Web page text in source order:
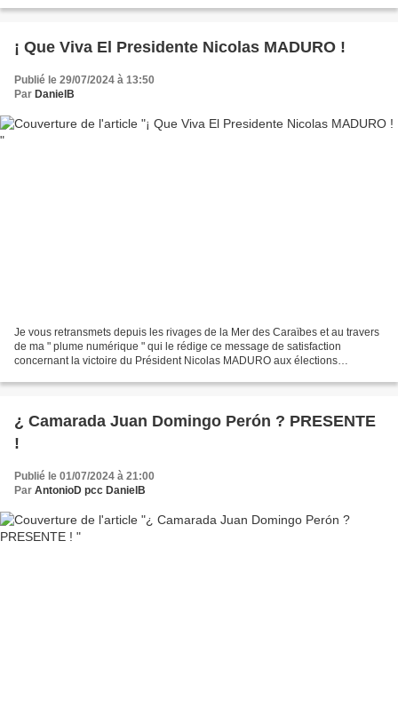
¡ Que Viva El Presidente Nicolas MADURO !
Publié le 29/07/2024 à 13:50
Par DanielB
Je vous retransmets depuis les rivages de la Mer des Caraïbes et au travers
de ma " plume numérique " qui le rédige ce message de satisfaction
concernant la victoire du Président Nicolas MADURO aux élections
¿ Camarada Juan Domingo Perón ? PRESENTE
!
Publié le 01/07/2024 à 21:00
Par AntonioD pcc DanielB